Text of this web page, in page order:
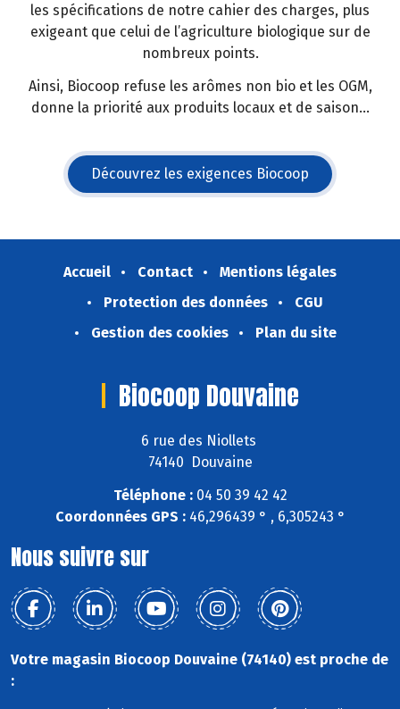
les spécifications de notre cahier des charges, plus
exigeant que celui de l’agriculture biologique sur de
nombreux points.
Ainsi, Biocoop refuse les arômes non bio et les OGM,
donne la priorité aux produits locaux et de saison...
Découvrez les exigences Biocoop
(s'ouvre dans une nouvelle
Accueil Contact
Mentions légales
Protection des données
CGU
Gestion des cookies
Plan du site
Biocoop Douvaine
6 rue des Niollets
74140 Douvaine
Téléphone :04 50 39 42 42
Coordonnées GPS :46,296439 ° , 6,305243 °
Nous suivre sur
Votre magasin Biocoop Douvaine (74140) est proche de
: